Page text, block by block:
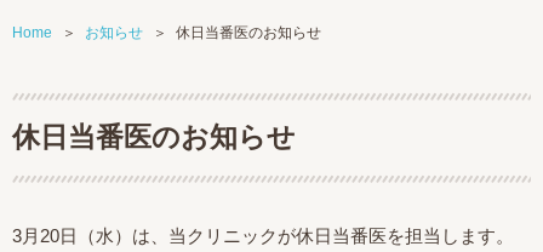
Home お知らせ 休日当番医のお知らせ
休日当番医のお知らせ
3月20日（水）は、当クリニックが休日当番医を担当します。